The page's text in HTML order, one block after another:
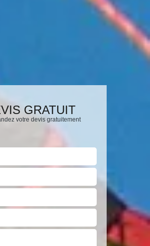
GRATUIT
votre devis gratuitement